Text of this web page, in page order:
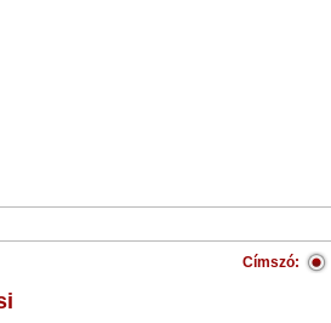
Címszó: